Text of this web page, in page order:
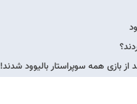
از بازی همه سوپراستار بالیوود شدند!